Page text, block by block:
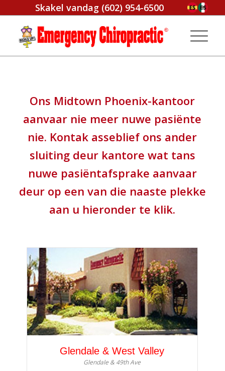
Skakel vandag (602) 954-6500
Ons Midtown Phoenix-kantoor
aanvaar nie meer nuwe pasiënte
nie. Kontak asseblief ons ander
sluiting deur kantore wat tans
nuwe pasiëntafsprake aanvaar
deur op een van die naaste plekke
aan u hieronder te klik.
Glendale & West Valley
Glendale & 49th Ave